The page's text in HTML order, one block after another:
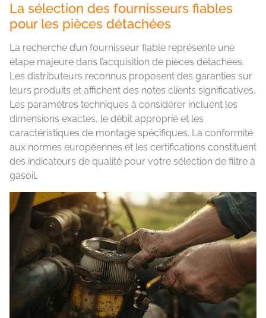
La sélection des fournisseurs fiables
pour les pièces détachées
La recherche d’un fournisseur fiable représente une
étape majeure dans l’acquisition de pièces détachées.
Les distributeurs reconnus proposent des garanties sur
leurs produits et affichent des notes clients significatives.
Les paramètres techniques à considérer incluent les
dimensions exactes, le débit approprié et les
caractéristiques de montage spécifiques. La conformité
aux normes européennes et les certifications constituent
des indicateurs de qualité pour votre sélection de filtre à
gasoil.